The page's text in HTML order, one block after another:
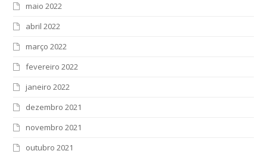
maio 2022
abril 2022
março 2022
fevereiro 2022
janeiro 2022
dezembro 2021
novembro 2021
outubro 2021